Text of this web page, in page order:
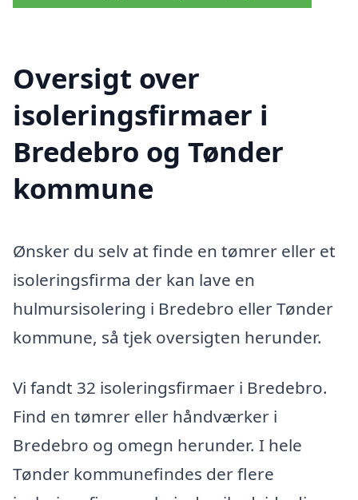
Oversigt over
isoleringsfirmaer i
Bredebro og Tønder
kommune
Ønsker du selv at finde en tømrer eller et
isoleringsfirma der kan lave en
hulmursisolering i Bredebro eller Tønder
kommune, så tjek oversigten herunder.
Vi fandt 32 isoleringsfirmaer i Bredebro.
Find en tømrer eller håndværker i
Bredebro og omegn herunder. I hele
Tønder kommunefindes der flere